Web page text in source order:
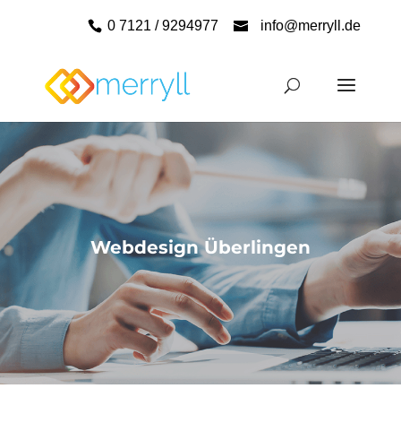
0 7121 / 9294977 info@merryll.de
Webdesign Überlingen